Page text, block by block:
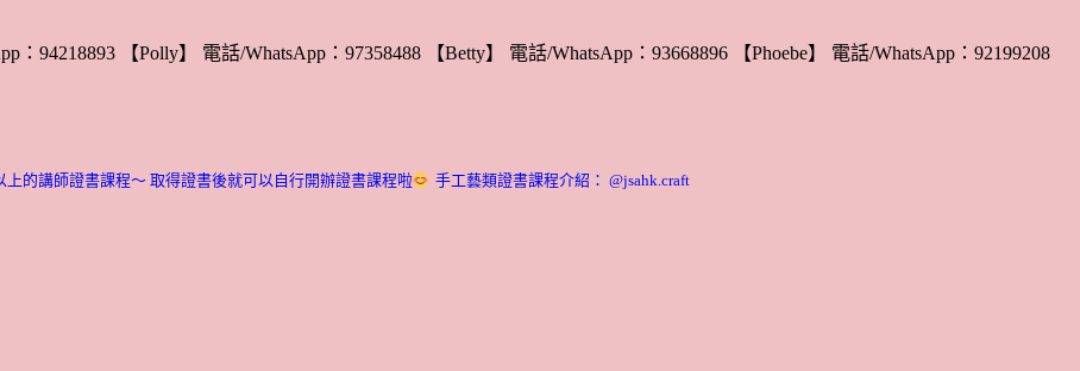
：94218893 【Polly】 電話/WhatsApp：97358488 【Betty】 電話/WhatsApp：93668896 【Phoebe】 電話/WhatsApp：92199208
的講師證書課程～ 取得證書後就可以自行開辦證書課程啦 手工藝類證書課程介紹： @jsahk.craft